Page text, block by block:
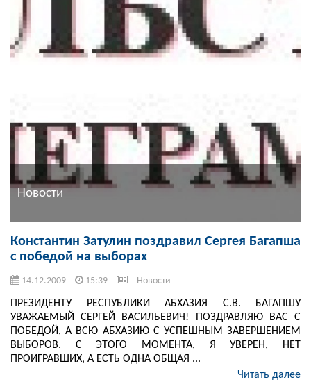
Новости
Константин Затулин поздравил Сергея Багапша
с победой на выборах
14.12.2009 15:39 Новости
ПРЕЗИДЕНТУ РЕСПУБЛИКИ АБХАЗИЯ С.В. БАГАПШУ
УВАЖАЕМЫЙ СЕРГЕЙ ВАСИЛЬЕВИЧ! ПОЗДРАВЛЯЮ ВАС С
ПОБЕДОЙ, А ВСЮ АБХАЗИЮ С УСПЕШНЫМ ЗАВЕРШЕНИЕМ
ВЫБОРОВ. С ЭТОГО МОМЕНТА, Я УВЕРЕН, НЕТ
ПРОИГРАВШИХ, А ЕСТЬ ОДНА ОБЩАЯ ...
Читать далее